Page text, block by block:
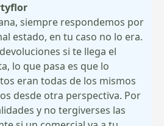
siempre respondemos por
estado, en tu caso no lo era.
si te llega el
lo que pasa es que lo
eran todas de los mismos
desde otra perspectiva. Por
y no tergiverses las